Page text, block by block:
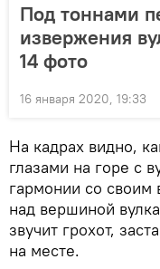
Под тоннами
извержения
14 фото
16 января 2020, 19:33
На кадрах видно,
глазами на горе с
гармонии со
над вершиной
звучит грохот,
на месте.